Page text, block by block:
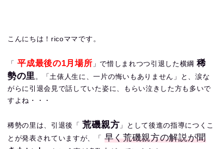
こんにちは！ricoママです。
「 平成最後の1月場所 」で惜しまれつつ引退した横綱 稀
勢の里。「土俵人生に、一片の悔いもありません」と、涙な
がらに引退会見で話していた姿に、もらい泣きした方も多いで
すよね・・・
稀勢の里は、引退後「 荒磯親方 」として後進の指導につくこ
とが発表されていますが、「 早く荒磯親方の解説が聞